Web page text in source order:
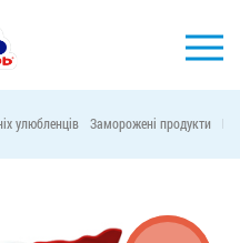
улюбленців Заморожені продукти